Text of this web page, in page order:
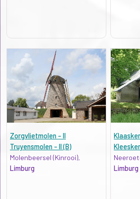
Zorgvlietmolen - II
Truyensmolen - II (B)
Molenbeersel (Kinrooi),
Limburg
Limburg